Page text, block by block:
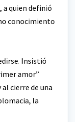
a quien definió
conocimiento
Insistió
amor”
cierre de una
la